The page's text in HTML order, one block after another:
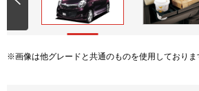
画像は他グレードと共通のものを使用しておりま